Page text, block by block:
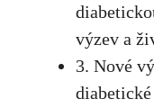
⁤výzev a
3. ​Nové